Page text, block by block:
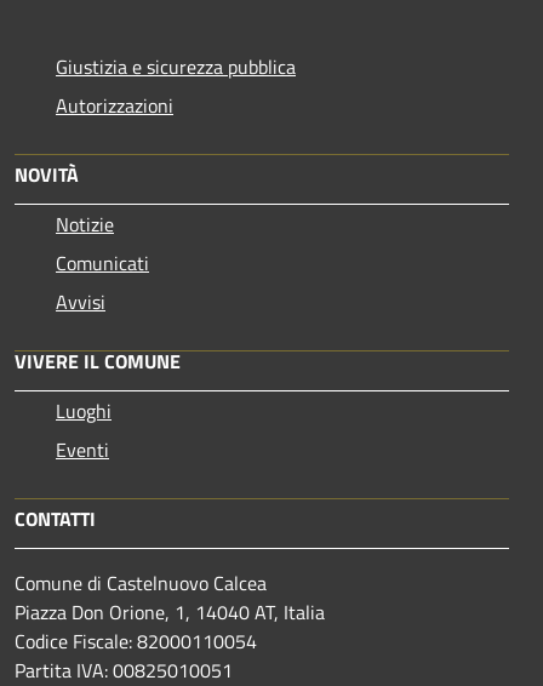
Giustizia e sicurezza pubblica
Autorizzazioni
NOVITÀ
Notizie
Comunicati
Avvisi
VIVERE IL COMUNE
Luoghi
Eventi
CONTATTI
Comune di Castelnuovo Calcea
Piazza Don Orione, 1, 14040 AT, Italia
Codice Fiscale: 82000110054
Partita IVA: 00825010051